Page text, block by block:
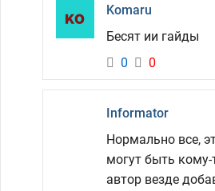
Komaru
Бесят ии гайды
0
0
Informator
Нормально все,
могут быть
автор везде